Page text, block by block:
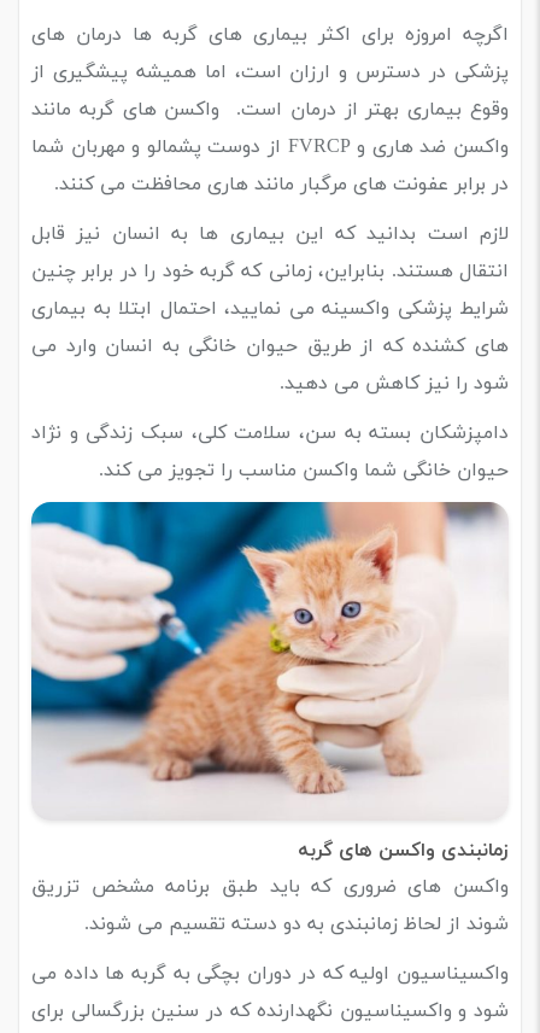
اگرچه امروزه برای اکثر بیماری های گربه ها درمان های
پزشکی در دسترس و ارزان است، اما همیشه پیشگیری از
وقوع بیماری بهتر از درمان است. واکسن های گربه مانند
واکسن ضد هاری و FVRCP از دوست پشمالو و مهربان شما
در برابر عفونت های مرگبار مانند هاری محافظت می کنند.
لازم است بدانید که این بیماری ها به انسان نیز قابل
انتقال هستند. بنابراین، زمانی که گربه خود را در برابر چنین
شرایط پزشکی واکسینه می نمایید، احتمال ابتلا به بیماری
های کشنده که از طریق حیوان خانگی به انسان وارد می
شود را نیز کاهش می دهید.
دامپزشکان بسته به سن، سلامت کلی، سبک زندگی و نژاد
حیوان خانگی شما واکسن مناسب را تجویز می کند.
زمانبندی واکسن های گربه
واکسن های ضروری که باید طبق برنامه مشخص تزریق
شوند از لحاظ زمانبندی به دو دسته تقسیم می شوند.
واکسیناسیون اولیه که در دوران بچگی به گربه ها داده می
شود و واکسیناسیون نگهدارنده که در سنین بزرگسالی برای